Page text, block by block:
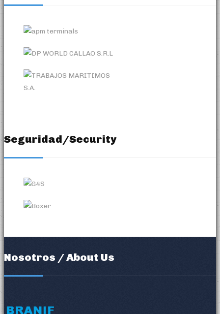
Seguridad/Security
Nosotros / About Us